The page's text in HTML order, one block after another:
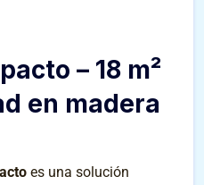
– 18 m²
en madera
es una solución